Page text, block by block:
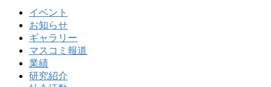
イベント
お知らせ
ギャラリー
マスコミ報道
業績
研究紹介